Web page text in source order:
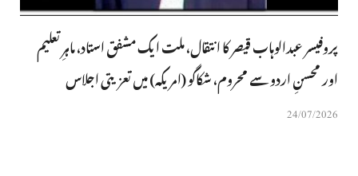
پروفیسر عبدالوہاب قیصر کا انتقال، ملت ایک مشفق استاد، ماہرِتعلیم
اور محسنِ اردو سے محروم، شکاگو (امریکہ) میں تعزیتی اجلاس
24/07/2026